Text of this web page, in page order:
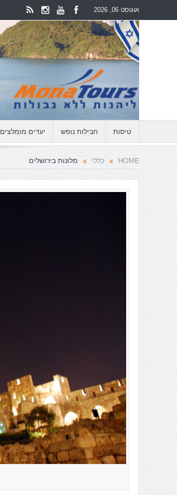
אוגוסט 06, 2026
טיסות חבילות נופש יעדים מומלצים
HOME כללי מלונות בירושלים